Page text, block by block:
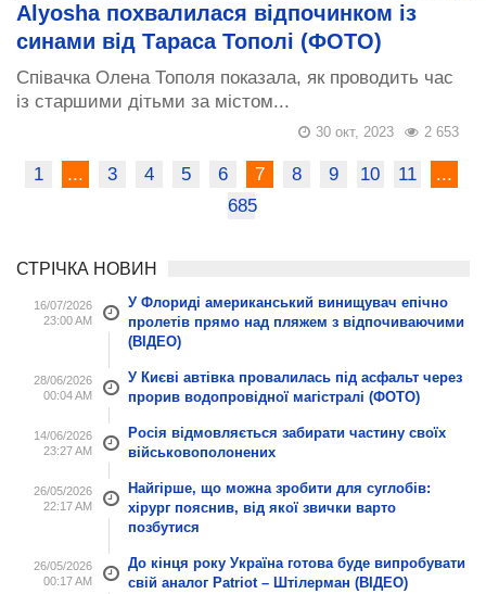
Alyosha похвалилася відпочинком із
синами від Тараса Тополі (ФОТО)
Співачка Олена Тополя показала, як проводить час
із старшими дітьми за містом...
2 653
30 окт, 2023
1 ... 3 4 5 6 7 8 9 10 11
...
685
СТРІЧКА НОВИН
16/07/2026
23:00 AM
У Флориді американський винищувач епічно
пролетів прямо над пляжем з відпочиваючими
(ВІДЕО)
28/06/2026
00:04 AM
У Києві автівка провалилась під асфальт через
прорив водопровідної магістралі (ФОТО)
14/06/2026
23:27 AM
Росія відмовляється забирати частину своїх
військовополонених
26/05/2026
22:17 AM
Найгірше, що можна зробити для суглобів:
хірург пояснив, від якої звички варто
позбутися
26/05/2026
00:17 AM
До кінця року Україна готова буде випробувати
свій аналог Patriot – Штілерман (ВІДЕО)